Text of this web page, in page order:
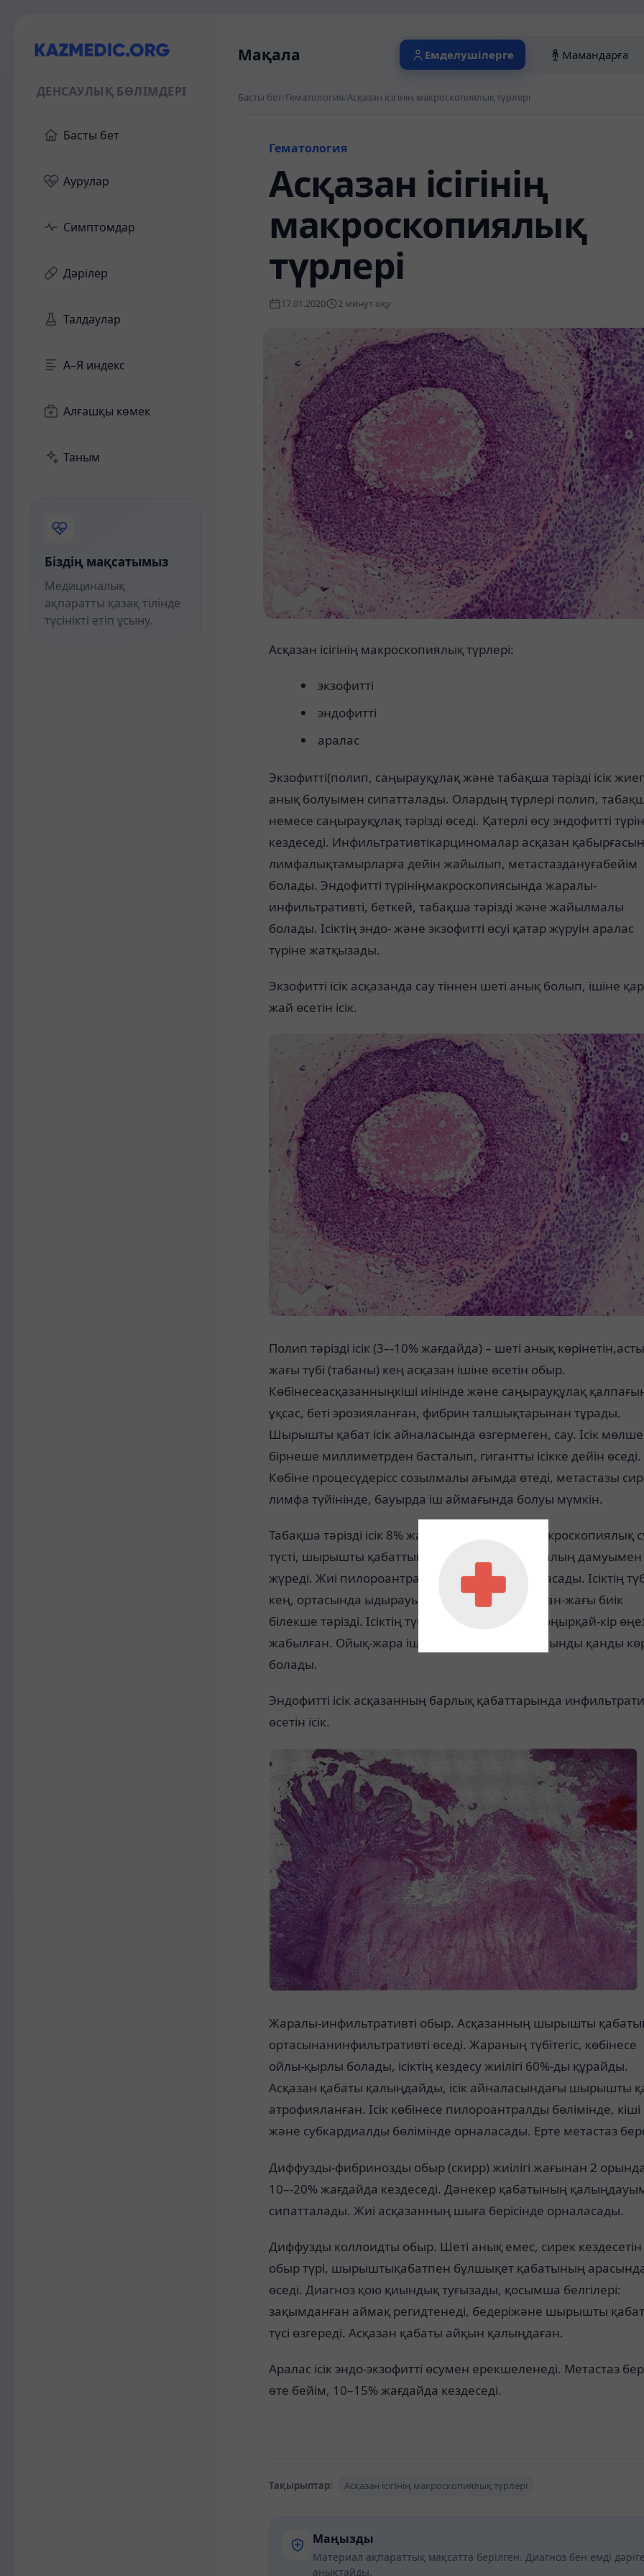
ДЕНСАУЛЫҚ БӨЛІМДЕРІ
Басты бет
Аурулар
Симптомдар
Дәрілер
Талдаулар
А–Я индекс
Алғашқы көмек
Таным
Біздің мақсатымыз
Медициналық
ақпаратты қазақ тілінде
түсінікті етіп ұсыну.
Мақала Емделушілерге Мамандарға
Басты бет/Гематология/Асқазан ісігінің макроскопиялық түрлері
Гематология
Асқазан ісігінің
макроскопиялық
түрлері
17.01.2020 2 минут оқу
Асқазан ісігінің макроскопиялық түрлері:
экзофитті
эндофитті
аралас
Экзофитті(полип, саңырауқұлақ және табақша тәрізді ісік
анық болуымен сипатталады. Олардың түрлері полип,
немесе саңырауқұлақ тәрізді өседі. Қатерлі өсу эндофитті
кездеседі. Инфильтративтікарциномалар асқазан
лимфалықтамырларға дейін жайылып, метастаздануғабейім
болады. Эндофитті түрініңмакроскопиясында жаралы-
инфильтративті, беткей, табақша тәрізді және жайылмалы
болады. Ісіктің эндо- және экзофитті өсуі қатар жүруін аралас
түріне жатқызады.
Экзофитті ісік асқазанда сау тіннен шеті анық болып, ішіне
жай өсетін ісік.
Полип тәрізді ісік (3–-10% жағдайда) – шеті анық
жағы түбі (табаны) кең асқазан ішіне өсетін обыр.
Көбінесеасқазанныңкіші иінінде және саңырауқұлақ
ұқсас, беті эрозияланған, фибрин талшықтарынан тұрады.
Шырышты қабат ісік айналасында өзгермеген, сау. Ісік
бірнеше миллиметрден басталып, гигантты ісікке дейін өседі.
Көбіне процесүдерісс созылмалы ағымда өтеді, метастазы
лимфа түйінінде, бауырда іш аймағында болуы мүмкін.
Табақша тәрізді ісік 8% жағдайда кездеседі. Макроскопиялық
түсті, шырышты қабаттың 1–-2 см диаметрлі қалың дамуымен
жүреді. Жиі пилороантралды бөлімінде орналасады. Ісіктің
кең, ортасында ыдырауы ойық-жара сияқты жан-жағы биік
білекше тәрізді. Ісіктің түбі ойлы-қырлы, беті қоңырқай-кір
жабылған. Ойық-жара ішінде қан тамырын, ұйынды қанды
болады.
Эндофитті ісік асқазанның барлық қабаттарында
өсетін ісік.
Жаралы-инфильтративті обыр. Асқазанның шырышты
ортасынанинфильтративті өседі. Жараның түбітегіс, көбінесе
ойлы-қырлы болады, ісіктің кездесу жиілігі 60%-ды құрайды.
Асқазан қабаты қалыңдайды, ісік айналасындағы шырышты
атрофияланған. Ісік көбінесе пилороантралды бөлімінде, кіші
және субкардиалды бөлімінде орналасады. Ерте метастаз
Диффузды-фибринозды обыр (скирр) жиілігі жағынан 2
10–-20% жағдайда кездеседі. Дәнекер қабатының
сипатталады. Жиі асқазанның шыға берісінде орналасады.
Диффузды коллоидты обыр. Шеті анық емес, сирек кездесетін
обыр түрі, шырыштықабатпен бұлшықет қабатының
өседі. Диагноз қою қиындық туғызады, қосымша белгілері:
зақымданған аймақ регидтенеді, бедеріжәне шырышты
түсі өзгереді. Асқазан қабаты айқын қалыңдаған.
Аралас ісік эндо-экзофитті өсумен ерекшеленеді. Метастаз
өте бейім, 10–15% жағдайда кездеседі.
Тақырыптар: Асқазан ісігінің макроскопиялық түрлері
Маңызды
Материал ақпараттық мақсатта берілген. Диагноз бен емді
анықтайды.